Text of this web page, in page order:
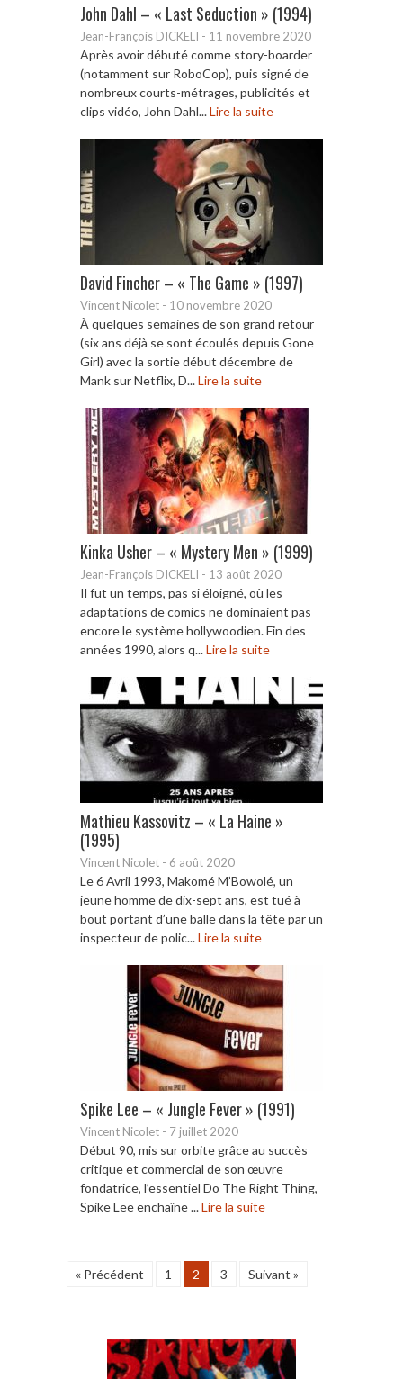
John Dahl – « Last Seduction » (1994)
Jean-François DICKELI - 11 novembre 2020
Après avoir débuté comme story-boarder
(notamment sur RoboCop), puis signé de
nombreux courts-métrages, publicités et
clips vidéo, John Dahl...Lire la suite
David Fincher – « The Game » (1997)
Vincent Nicolet - 10 novembre 2020
À quelques semaines de son grand retour
(six ans déjà se sont écoulés depuis Gone
Girl) avec la sortie début décembre de
Mank sur Netflix, D...Lire la suite
Kinka Usher – « Mystery Men » (1999)
Jean-François DICKELI - 13 août 2020
Il fut un temps, pas si éloigné, où les
adaptations de comics ne dominaient pas
encore le système hollywoodien. Fin des
années 1990, alors q...Lire la suite
Mathieu Kassovitz – « La Haine »
(1995)
Vincent Nicolet - 6 août 2020
Le 6 Avril 1993, Makomé M’Bowolé, un
jeune homme de dix-sept ans, est tué à
bout portant d’une balle dans la tête par un
inspecteur de polic...Lire la suite
Spike Lee – « Jungle Fever » (1991)
Vincent Nicolet - 7 juillet 2020
Début 90, mis sur orbite grâce au succès
critique et commercial de son œuvre
fondatrice, l’essentiel Do The Right Thing,
Spike Lee enchaîne ...Lire la suite
« Précédent 1 2 3 Suivant »